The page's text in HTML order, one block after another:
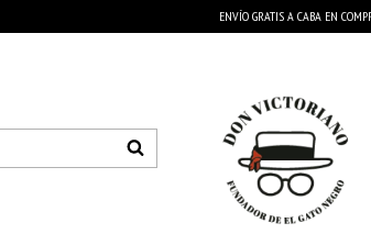
ENVÍO GRATIS A CABA EN